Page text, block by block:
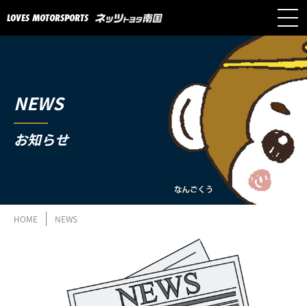
LOVES MOTORSPORTS
NEWS
お知らせ
HOME NEWS